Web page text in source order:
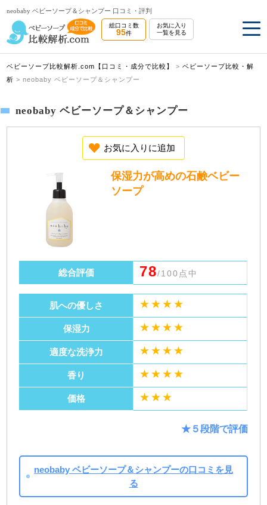
neobaby ベビーソープ＆シャンプー 口コミ・評判
総口コミ数
95件
お気に入り
一覧を見る
ベビーソープ比較解析.com【口コミ・成分で比較】 >ベビーソープ比較・解
析 >neobaby ベビーソープ＆シャンプー
neobaby ベビーソープ＆シャンプー
お気に入りに追加
保湿力が高めの石鹸ベビー
ソープ
総合評価 78/100点中
肌への優しさ ★★★★
保湿力 ★★★★
適度な洗浄力 ★★★★
香り ★★★★
価格 ★★★
★５段階で評価
neobaby ベビーソープ＆シャンプーの口コミを見
る